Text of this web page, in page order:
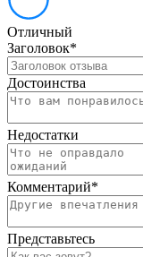
Отличный
Заголовок*
Достоинства
Недостатки
Комментарий*
Представьтесь